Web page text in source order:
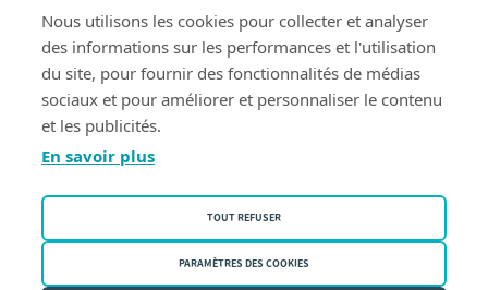
TROUVER UN NOTAIRE
Conditions d'utilisation
Politique des cookies
Nous utilisons les cookies pour collecter et analyser
des informations sur les performances et l'utilisation
du site, pour fournir des fonctionnalités de médias
sociaux et pour améliorer et personnaliser le contenu
et les publicités.
En savoir plus
TOUT REFUSER
PARAMÈTRES DES COOKIES